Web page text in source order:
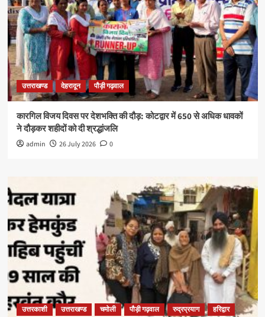
उत्तराखण्ड देहरादून पौड़ी गढ़वाल
कारगिल विजय दिवस पर देशभक्ति की दौड़: कोटद्वार में 650 से अधिक धावकों
ने दौड़कर शहीदों को दी श्रद्धांजलि
admin 26 July 2026 0
उत्तरकाशी उत्तराखण्ड चमोली पौड़ी गढ़वाल रुद्रप्रयाग हरिद्वार